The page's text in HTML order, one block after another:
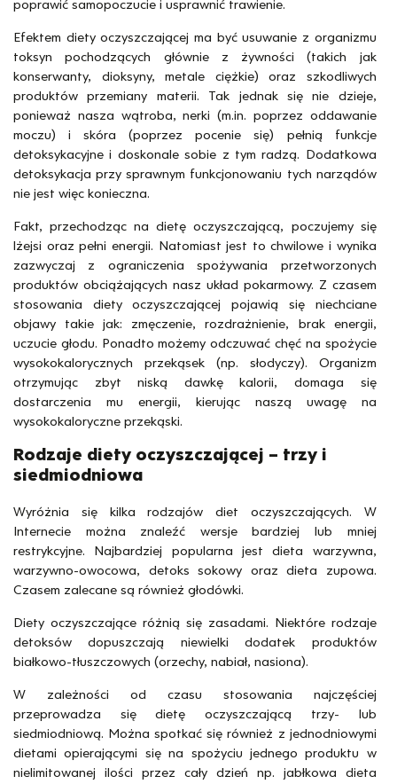
poprawić samopoczucie i usprawnić trawienie.
Efektem diety oczyszczającej ma być usuwanie z organizmu
toksyn pochodzących głównie z żywności (takich jak
konserwanty, dioksyny, metale ciężkie) oraz szkodliwych
produktów przemiany materii. Tak jednak się nie dzieje,
ponieważ nasza wątroba, nerki (m.in. poprzez oddawanie
moczu) i skóra (poprzez pocenie się) pełnią funkcje
detoksykacyjne i doskonale sobie z tym radzą. Dodatkowa
detoksykacja przy sprawnym funkcjonowaniu tych narządów
nie jest więc konieczna.
Fakt, przechodząc na dietę oczyszczającą, poczujemy się
lżejsi oraz pełni energii. Natomiast jest to chwilowe i wynika
zazwyczaj z ograniczenia spożywania przetworzonych
produktów obciążających nasz układ pokarmowy. Z czasem
stosowania diety oczyszczającej pojawią się niechciane
objawy takie jak: zmęczenie, rozdrażnienie, brak energii,
uczucie głodu. Ponadto możemy odczuwać chęć na spożycie
wysokokalorycznych przekąsek (np. słodyczy). Organizm
otrzymując zbyt niską dawkę kalorii, domaga się
dostarczenia mu energii, kierując naszą uwagę na
wysokokaloryczne przekąski.
Rodzaje diety oczyszczającej – trzy i
siedmiodniowa
Wyróżnia się kilka rodzajów diet oczyszczających. W
Internecie można znaleźć wersje bardziej lub mniej
restrykcyjne. Najbardziej popularna jest dieta warzywna,
warzywno-owocowa, detoks sokowy oraz dieta zupowa.
Czasem zalecane są również głodówki.
Diety oczyszczające różnią się zasadami. Niektóre rodzaje
detoksów dopuszczają niewielki dodatek produktów
białkowo-tłuszczowych (orzechy, nabiał, nasiona).
W zależności od czasu stosowania najczęściej
przeprowadza się dietę oczyszczającą trzy- lub
siedmiodniową. Można spotkać się również z jednodniowymi
dietami opierającymi się na spożyciu jednego produktu w
nielimitowanej ilości przez cały dzień np. jabłkowa dieta